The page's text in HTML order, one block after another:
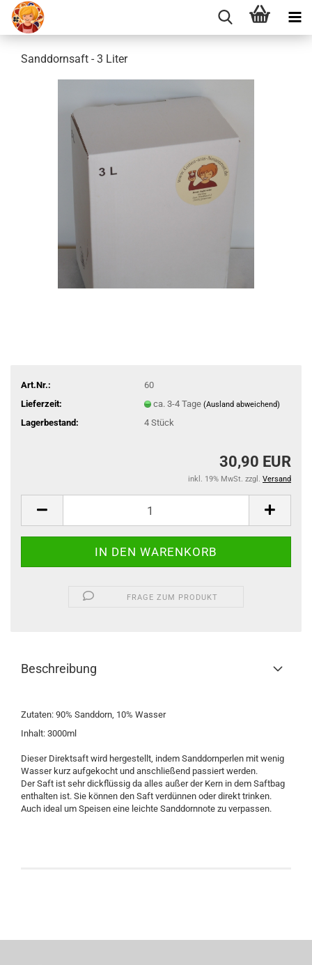
Sanddornsaft - 3 Liter
Art.Nr.:
60
Lieferzeit:
ca. 3-4 Tage (Ausland abweichend)
Lagerbestand: 4 Stück
30,90 EUR
inkl. 19% MwSt. zzgl. Versand
FRAGE ZUM PRODUKT
Beschreibung
Zutaten: 90% Sanddorn, 10% Wasser
Inhalt: 3000ml
Dieser Direktsaft wird hergestellt, indem Sanddornperlen mit wenig
Wasser kurz aufgekocht und anschließend passiert werden.
Der Saft ist sehr dickflüssig da alles außer der Kern in dem Saftbag
enthalten ist. Sie können den Saft verdünnen oder direkt trinken.
Auch ideal um Speisen eine leichte Sanddornnote zu verpassen.